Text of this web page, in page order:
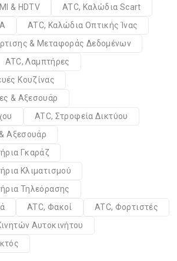
& HDTV
ATC, Καλώδια Scart
ATC, Καλώδια Οπτικής Ίνας
& Μεταφοράς Δεδομένων
ATC, Λαμπτήρες
Κουζίνας
& Αξεσουάρ
ATC, Στροφεία Δικτύου
Αξεσουάρ
Γκαράζ
Κλιματισμού
Τηλεόρασης
ATC, Φακοί
ATC, Φορτιστές
Αυτοκινήτου